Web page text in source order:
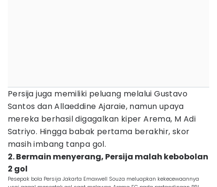
Persija juga memiliki peluang melalui Gustavo
Santos dan Allaeddine Ajaraie, namun upaya
mereka berhasil digagalkan kiper Arema, M Adi
Satriyo. Hingga babak pertama berakhir, skor
masih imbang tanpa gol.
2. Bermain menyerang, Persija malah kebobolan
2 gol
Pesepak bola Persija Jakarta Emaxwell Souza meluapkan kekecewaannya